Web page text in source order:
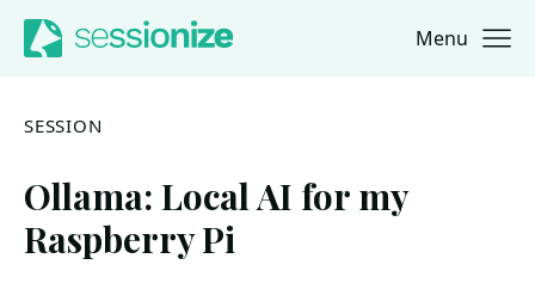
Jump to navigation
Jump to content Menu
SESSION
Ollama: Local AI for my
Raspberry Pi